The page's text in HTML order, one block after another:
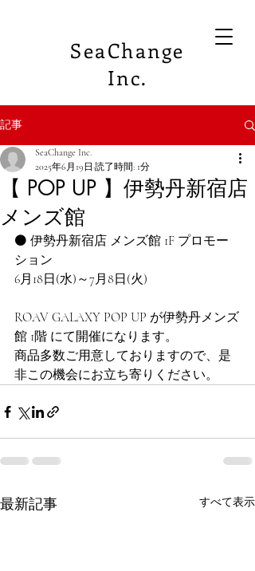
SeaChange
Inc.
記事
【 POP UP 】伊勢丹新宿店
メンズ館
SeaChange Inc.
2025年6月19日 読了時間: 1分
⚫️ 伊勢丹新宿店 メンズ館 1F プロモー
ション
6月18日(水)～7月8日(火)
ROAV GALAXY POP UP が伊勢丹メンズ
館 1階 にて開催になります。
商品多数ご用意しておりますので、是
非この機会にお立ち寄りください。
最新記事 すべて表示